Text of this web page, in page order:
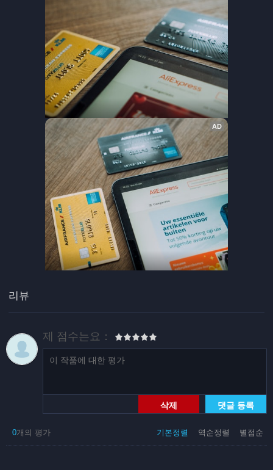
리뷰
제 점수는요：
삭제 댓글 등록
기본정렬 역순정렬 별점순
0개의 평가